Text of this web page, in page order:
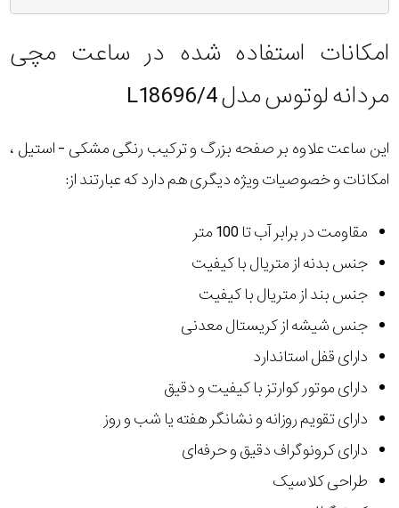
امکانات استفاده شده در ساعت مچی
مردانه لوتوس مدل L18696/4
این ساعت علاوه بر صفحه بزرگ و ترکیب رنگی مشکی - استیل ،
امکانات و خصوصیات ویژه دیگری هم دارد که عبارتند از:
مقاومت در برابر آب تا 100 متر
جنس بدنه از متریال با کیفیت
جنس بند از متریال با کیفیت
جنس شیشه از کریستال معدنی
دارای قفل استاندارد
دارای موتور کوارتز با کیفیت و دقیق
دارای تقویم روزانه و نشانگر هفته یا شب و روز
دارای کرونوگراف دقیق و حرفه‌ای
طراحی کلاسیک